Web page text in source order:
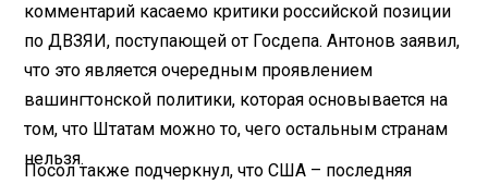
комментарий касаемо критики российской позиции
по ДВЗЯИ, поступающей от Госдепа. Антонов заявил,
что это является очередным проявлением
вашингтонской политики, которая основывается на
том, что Штатам можно то, чего остальным странам
нельзя.
Посол также подчеркнул, что США – последняя